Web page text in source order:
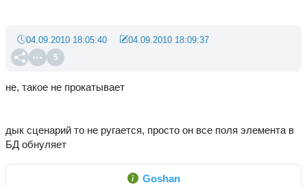
5
04.09.2010 18:05:40 04.09.2010 18:09:37
не, такое не прокатывает
дык сценарий то не ругается, просто он все поля элемента в
БД обнуляет
Goshan